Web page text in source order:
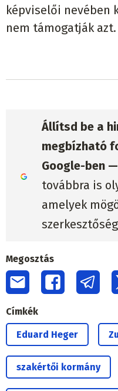
képviselői nevében
nem támogatják azt.
Állítsd be a
megbízható
Google-ben —
továbbra is
amelyek
Megosztás
Címkék
Eduard Heger
szakértői kormány